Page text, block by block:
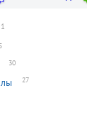
30
27